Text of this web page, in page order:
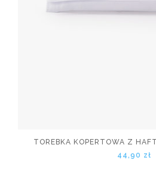
TOREBKA KOPERTOWA Z
44,90 zł